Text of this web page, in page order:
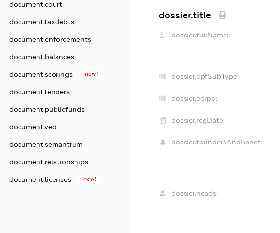
document.court
document.taxdebts
document.enforcements
document.balances
document.scorings new!
document.tenders
document.publicfunds
document.ved
document.semantrum
document.relationships
document.licenses new!
dossier.title
dossier.fullName:
dossier.opfSubType:
dossier.edrpo:
dossier.regDate:
dossier.foundersAndBenef:
dossier.heads: